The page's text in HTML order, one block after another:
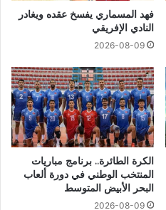
فهد المسماري يفسخ عقده ويغادر
النادي الإفريقي
2026-08-09
الكرة الطائرة.. برنامج مباريات
المنتخب الوطني في دورة ألعاب
البحر الأبيض المتوسط
2026-08-09